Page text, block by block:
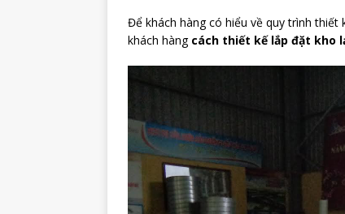
Để khách hàng có hiểu về quy trình
khách hàng cách thiết kế lắp đặt kho